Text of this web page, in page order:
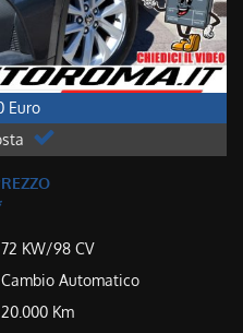
Euro
72 KW/98 CV
Cambio Automatico
20.000 Km